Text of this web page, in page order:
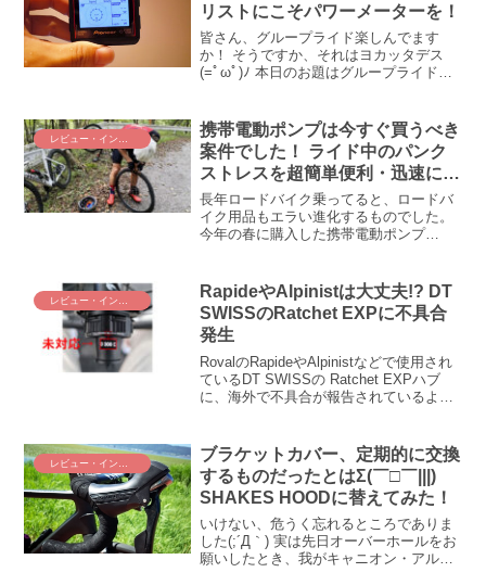
リストにこそパワーメーターを！
皆さん、グループライド楽しんでます
か！ そうですか、それはヨカッタデス
(=ﾟωﾟ)ﾉ 本日のお題はグループライドに
人によってどれくらいキツさが違うの
か、つまびらか...
携帯電動ポンプは今すぐ買うべき
案件でした！ ライド中のパンク
ストレスを超簡単便利・迅速に解
決できるんです(ﾟ∀ﾟ)！
長年ロードバイク乗ってると、ロードバ
イク用品もエラい進化するものでした。
今年の春に購入した携帯電動ポンプ
したとき、携帯ポンプで100回も200回も
プシュプシュする、あの手間と労力が一
気に解消されました。身近なロードバイ
ク用品がこんなにも便利になっていたと
は・・・もう、もっと早く教えてよｗ
レビュー・インプレ
RapideやAlpinistは大丈夫!? DT
SWISSのRatchet EXPに不具合
発生
RovalのRapideやAlpinistなどで使用され
ているDT SWISSの Ratchet EXPハブ
に、海外で不具合が報告されているよう
Ratchet EXPの不具合の内容と、対応可
能かは不明ですが日本のDT SWISS関連
店舗の連絡先をお伝えします
ブラケットカバー、定期的に交換
するものだったとはΣ(￣□￣|||)
SHAKES HOODに替えてみた！
いけない、危うく忘れるところでありま
した(;´Д｀) 実は先日オーバーホールをお
願いしたとき、我がキャニオン・アルテ